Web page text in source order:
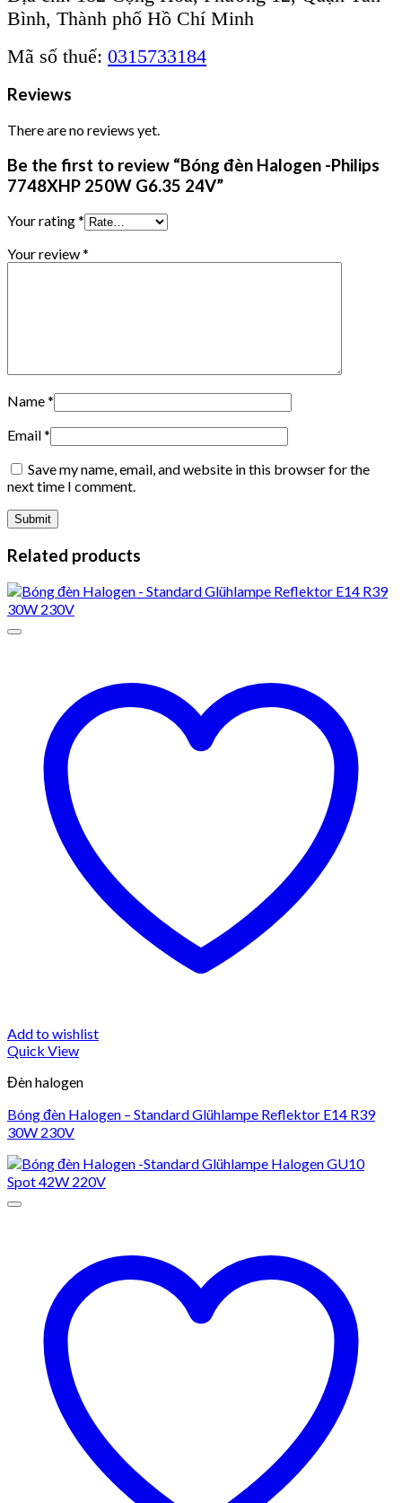
Bình, Thành phố Hồ Chí Minh
Mã số thuế: 0315733184
Reviews
There are no reviews yet.
Be the first to review “Bóng đèn Halogen -Philips
7748XHP 250W G6.35 24V”
Your rating*
Your review*
Name*
Email*
Save my name, email, and website in this browser for the
next time I comment.
Related products
Add to wishlist
Quick View
Đèn halogen
Bóng đèn Halogen – Standard Glühlampe Reflektor E14 R39
30W 230V